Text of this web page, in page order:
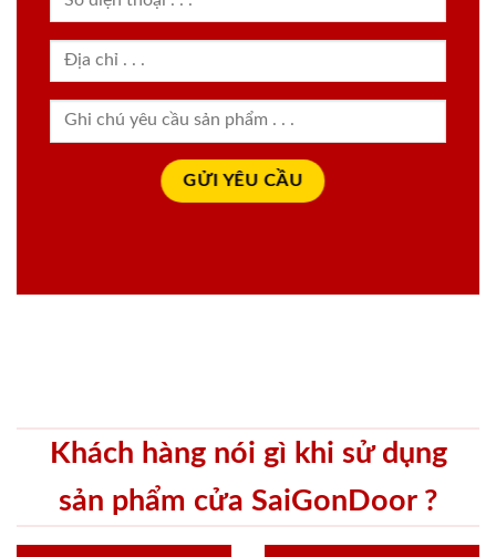
Khách hàng nói gì khi sử dụng
sản phẩm cửa SaiGonDoor ?